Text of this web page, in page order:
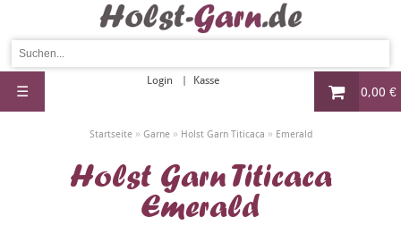
0,00 €
Login Kasse
☰
Startseite» Garne» Holst Garn Titicaca » Emerald
Holst Garn Titicaca
Emerald